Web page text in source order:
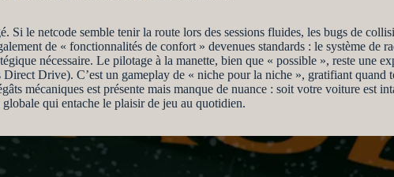
Si le netcode semble tenir la route lors des sessions fluides, les bugs de
de « fonctionnalités de confort » devenues standards : le système de
nécessaire. Le pilotage à la manette, bien que « possible », reste une
Drive). C’est un gameplay de « niche pour la niche », gratifiant
mécaniques est présente mais manque de nuance : soit votre voiture est
qui entache le plaisir de jeu au quotidien.